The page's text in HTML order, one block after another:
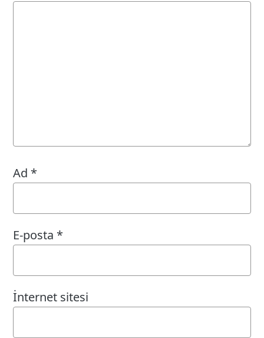
Ad *
E-posta *
İnternet sitesi